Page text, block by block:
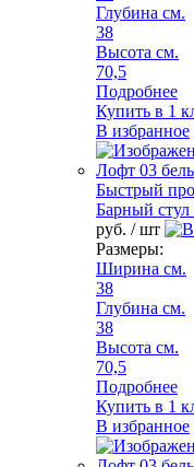
Глубина см.
38
Высота см.
70,5
Подробнее
Купить в 1
В избранное
Быстрый
Барный
руб. / шт
Размеры:
Ширина см.
38
Глубина см.
38
Высота см.
70,5
Подробнее
Купить в 1
В избранное